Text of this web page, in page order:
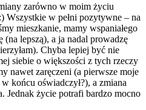
zarówno w moim życiu
w pełni pozytywne – na
mieszkanie, mamy wspaniałego
lepszą), a ja nadal prowadzę
Chyba lepiej być nie
siebie o większości z tych rzeczy
nawet zaręczeni (a pierwsze moje
końcu oświadczył?), a zmiana
Jednak życie potrafi bardzo mocno